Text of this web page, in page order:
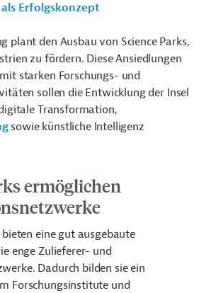
als Erfolgskonzept
plant den Ausbau von Science Parks,
zu fördern. Diese Ansiedlungen
starken Forschungs- und
sollen die Entwicklung der Insel
Transformation,
sowie künstliche Intelligenz
ermöglichen
bieten eine gut ausgebaute
enge Zulieferer- und
Dadurch bilden sie ein
Forschungsinstitute und